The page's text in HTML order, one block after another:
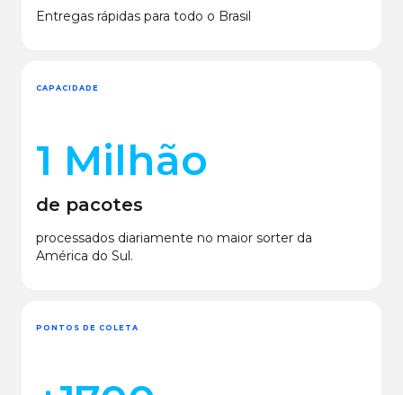
Entregas rápidas para todo o Brasil
CAPACIDADE
1 Milhão
de pacotes
processados diariamente no maior sorter da
América do Sul.
PONTOS DE COLETA